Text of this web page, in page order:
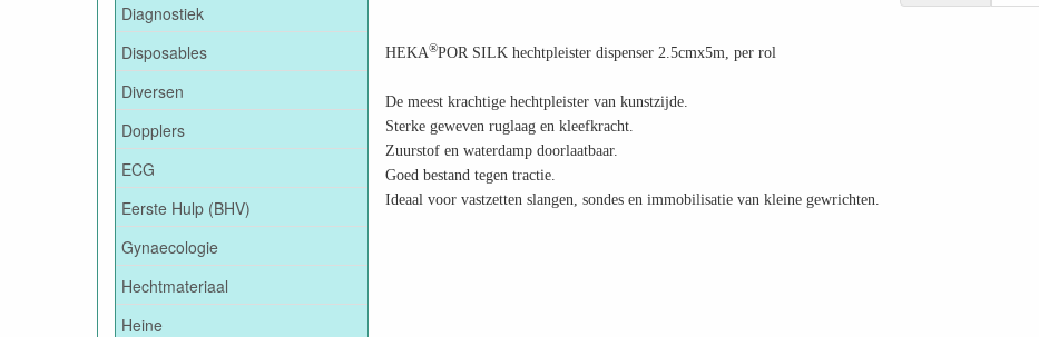
Diagnostiek
Disposables
Diversen
Dopplers
ECG
Eerste Hulp (BHV)
Gynaecologie
Hechtmateriaal
Heine
HEKA®POR SILK hechtpleister dispenser 2.5cmx5m, per rol
De meest krachtige hechtpleister van kunstzijde.
Sterke geweven ruglaag en kleefkracht.
Zuurstof en waterdamp doorlaatbaar.
Goed bestand tegen tractie.
Ideaal voor vastzetten slangen, sondes en immobilisatie van kleine gewrichten.